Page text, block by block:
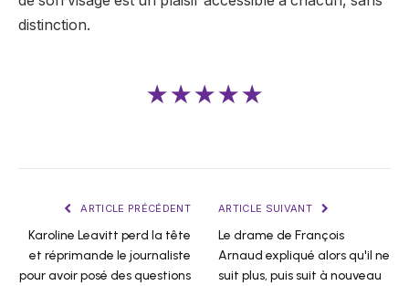
distinction.
★★★★★
ARTICLE PRÉCÉDENT
Karoline Leavitt perd la tête
et réprimande le journaliste
pour avoir posé des questions
ARTICLE SUIVANT
Le drame de François
Arnaud expliqué alors qu'il ne
suit plus, puis suit à nouveau